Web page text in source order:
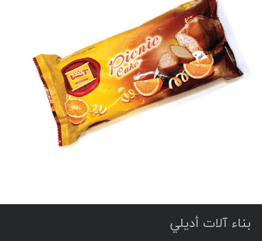
بناء آلات أديلي